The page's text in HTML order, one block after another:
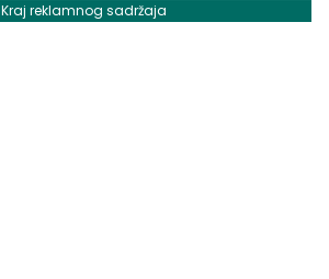
Kraj reklamnog sadržaja